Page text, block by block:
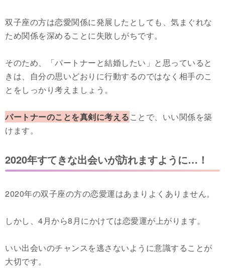
双子座の方は恋愛関係に発展したとしても、気まぐれな
ため関係を深めることに失敗しがちです。
そのため、「パートナーと結婚したい」と思っていると
きは、自分の思いどおりに行動するのではなく相手のこ
とをしっかり考えましょう。
パートナーのことを真剣に考えることで、いい関係を築
けます。
2020年すてきな出会いが訪れますように…！
2020年の双子座の方の恋愛運はあまりよくありません。
しかし、4月から8月にかけては恋愛運が上がります。
いい出会いのチャンスを逃さないように意識することが
大切です。